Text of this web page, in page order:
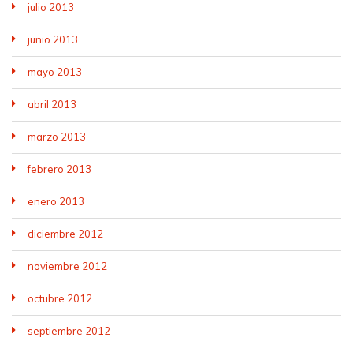
julio 2013
junio 2013
mayo 2013
abril 2013
marzo 2013
febrero 2013
enero 2013
diciembre 2012
noviembre 2012
octubre 2012
septiembre 2012